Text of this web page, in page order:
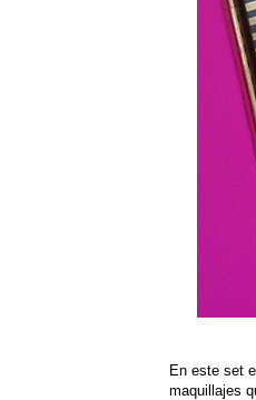
En este set
maquillajes